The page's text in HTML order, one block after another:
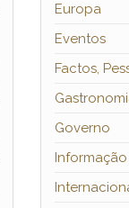
Europa
Eventos
Factos,
Governo
Informação